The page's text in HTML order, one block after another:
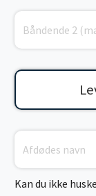
Kan du ikke